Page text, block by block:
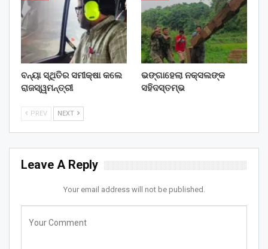
ବନ୍ୟା ସ୍ଥିତିର ସମୀକ୍ଷା କଲେ
ରାଜସ୍ୱମନ୍ତ୍ରୀ
ଭଙ୍ଗାହେଲା ନକ୍ସଲଙ୍କ
ସହିଦସ୍ତମ୍ଭ
PREV NEXT
Leave A Reply
Your email address will not be published.